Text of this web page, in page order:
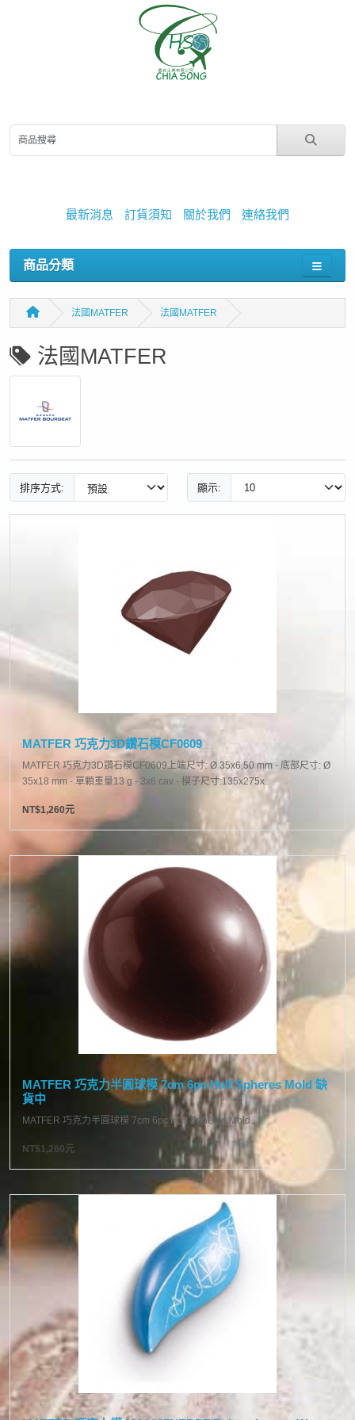
最新消息 訂貨須知 關於我們 連絡我們
商品分類
法國MATFER 法國MATFER
法國MATFER
排序方式: 顯示:
MATFER 巧克力3D鑽石模CF0609
MATFER 巧克力3D鑽石模CF0609上端尺寸: Ø 35x6,50 mm - 底部尺寸: Ø
35x18 mm - 單顆重量13 g - 3x6 cav - 模子尺寸:135x275x..
NT$1,260元
MATFER 巧克力半圓球模 7cm 6pc Half Spheres Mold 缺
貨中
MATFER 巧克力半圓球模 7cm 6pc Half Spheres Mold..
NT$1,260元